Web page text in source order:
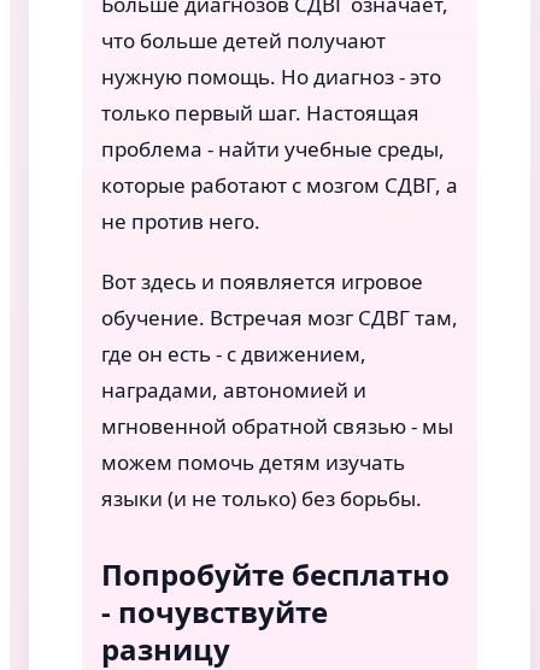
что больше детей получают
нужную помощь. Но диагноз - это
только первый шаг. Настоящая
проблема - найти учебные среды,
которые работают с мозгом СДВГ, а
не против него.
Вот здесь и появляется игровое
обучение. Встречая мозг СДВГ там,
где он есть - с движением,
наградами, автономией и
мгновенной обратной связью - мы
можем помочь детям изучать
языки (и не только) без борьбы.
Попробуйте бесплатно
- почувствуйте
разницу